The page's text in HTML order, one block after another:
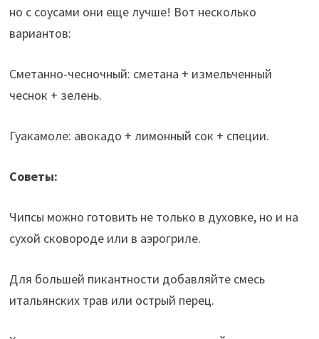
но с соусами они еще лучше! Вот несколько
вариантов:
Сметанно-чесночный: сметана + измельченный
чеснок + зелень.
Гуакамоле: авокадо + лимонный сок + специи.
Советы:
Чипсы можно готовить не только в духовке, но и на
сухой сковороде или в аэрогриле.
Для большей пикантности добавляйте смесь
итальянских трав или острый перец.